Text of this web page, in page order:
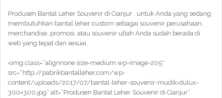
Produsen Bantal Leher Souvenir di Cianjur , untuk Anda yang sedang
membutuhkan bantal leher custom sebagai souvenir perusahaan,
merchandise, promosi, atau souvenir ultah Anda sudah berada di
web yang tepat dan sesuai.
<img class=”alignnone size-medium wp-image-205″
src=”http://pabrikbantalleher.com/wp-
content/uploads/2017/07/bantal-leher-souvenir-mudik-dulux-
300×300.jpg” alt=”Produsen Bantal Leher Souvenir di Cianjur”